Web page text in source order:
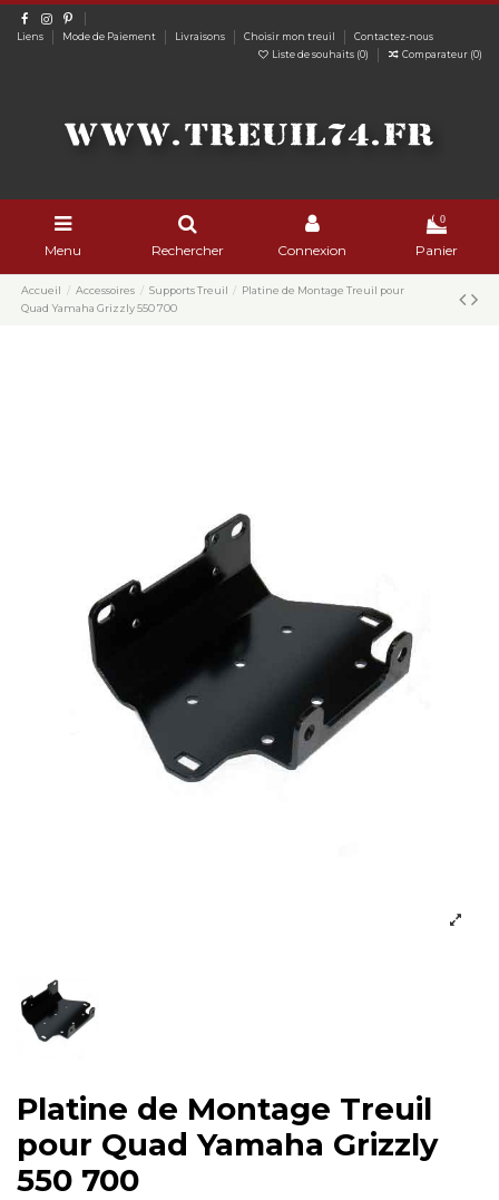
Liens Mode de Paiement Livraisons Choisir mon treuil
Contactez-nous
Liste de souhaits (0) Comparateur (0)
Menu Rechercher Connexion
0
Panier
Accueil Accessoires Supports Treuil
Platine de Montage Treuil pour
Quad Yamaha Grizzly 550 700
Platine de Montage Treuil
pour Quad Yamaha Grizzly
550 700